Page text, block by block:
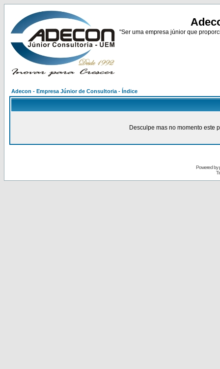
"Ser uma empresa júnior que
Adecon - Empresa Júnior de Consultoria - Índice
Desculpe mas no momento este
Powered by